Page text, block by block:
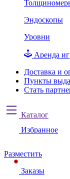
Эндоскопы
Уровни
Аренда
Доставка и
Пункты
Стать
Каталог
Избранное
Разместить
Заказы